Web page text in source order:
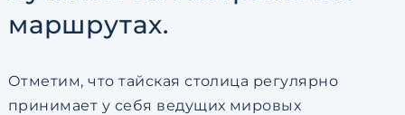
маршрутах.
Отметим, что тайская столица регулярно
принимает у себя ведущих мировых